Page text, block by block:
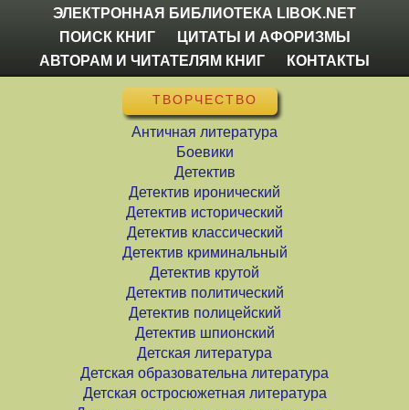
ЭЛЕКТРОННАЯ БИБЛИОТЕКА LIBOK.NET
ПОИСК КНИГ
ЦИТАТЫ И АФОРИЗМЫ
АВТОРАМ И ЧИТАТЕЛЯМ КНИГ
КОНТАКТЫ
ТВОРЧЕСТВО
Античная литература
Боевики
Детектив
Детектив иронический
Детектив исторический
Детектив классический
Детектив криминальный
Детектив крутой
Детектив политический
Детектив полицейский
Детектив шпионский
Детская литература
Детская образовательна литература
Детская остросюжетная литература